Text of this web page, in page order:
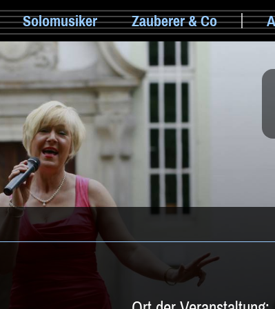
Solomusiker Zauberer & Co